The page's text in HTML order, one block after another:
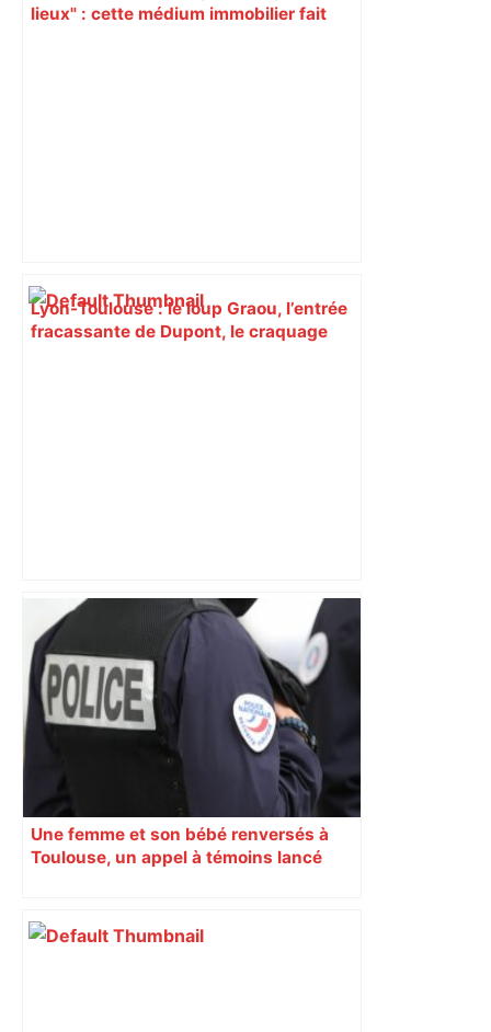
lieux" : cette médium immobilier fait
Lyon-Toulouse : le loup Graou, l’entrée
fracassante de Dupont, le craquage
les agriculteurs manifestent malgré les
interdictions
Une femme et son bébé renversés à
Toulouse, un appel à témoins lancé